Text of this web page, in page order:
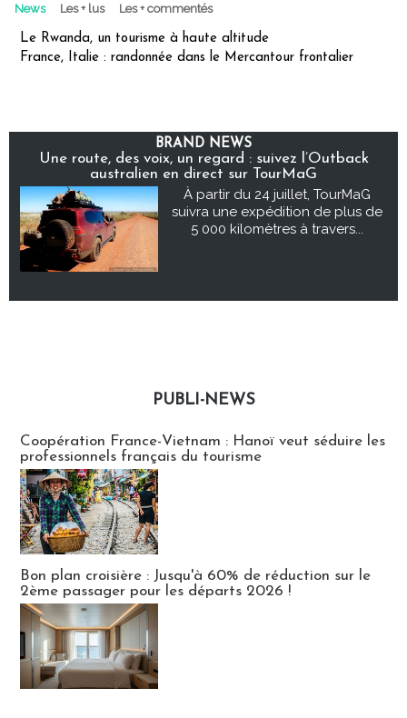
News Les + lus Les + commentés
Le Rwanda, un tourisme à haute altitude
France, Italie : randonnée dans le Mercantour frontalier
BRAND NEWS
Une route, des voix, un regard : suivez l’Outback
australien en direct sur TourMaG
À partir du 24 juillet, TourMaG
suivra une expédition de plus de
5 000 kilomètres à travers...
PUBLI-NEWS
Coopération France-Vietnam : Hanoï veut séduire les
professionnels français du tourisme
Bon plan croisière : Jusqu'à 60% de réduction sur le
2ème passager pour les départs 2026 !